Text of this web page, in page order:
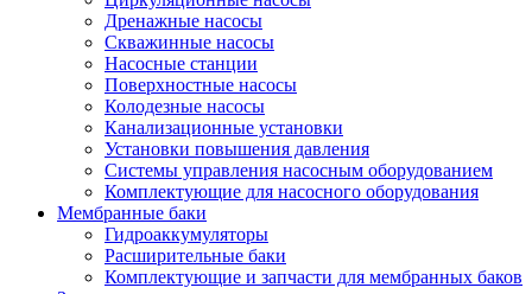
Дренажные насосы
Скважинные насосы
Насосные станции
Поверхностные насосы
Колодезные насосы
Канализационные установки
Установки повышения давления
Системы управления насосным оборудованием
Комплектующие для насосного оборудования
Мембранные баки
Гидроаккумуляторы
Расширительные баки
Комплектующие и запчасти для мембранных баков